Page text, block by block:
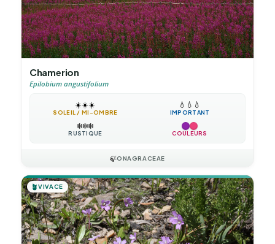
Chamerion
Epilobium angustifolium
☀️☀️☀️
SOLEIL / MI-OMBRE
💧 💧 💧
IMPORTANT
❄️❄️❄️
RUSTIQUE COULEURS
🍃ONAGRACEAE
🪴VIVACE